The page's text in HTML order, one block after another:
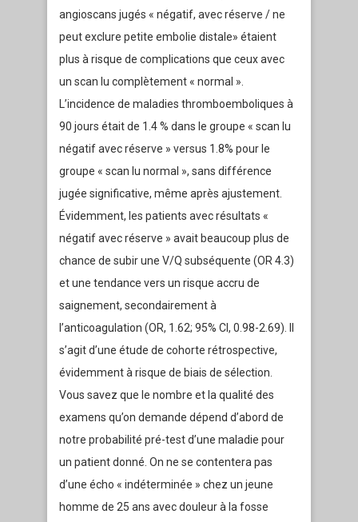
angioscans jugés « négatif, avec réserve / ne
peut exclure petite embolie distale» étaient
plus à risque de complications que ceux avec
un scan lu complètement « normal ».
L’incidence de maladies thromboemboliques à
90 jours était de 1.4 % dans le groupe « scan lu
négatif avec réserve » versus 1.8% pour le
groupe « scan lu normal », sans différence
jugée significative, même après ajustement.
Évidemment, les patients avec résultats «
négatif avec réserve » avait beaucoup plus de
chance de subir une V/Q subséquente (OR 4.3)
et une tendance vers un risque accru de
saignement, secondairement à
l’anticoagulation (OR, 1.62; 95% CI, 0.98-2.69). Il
s’agit d’une étude de cohorte rétrospective,
évidemment à risque de biais de sélection.
Vous savez que le nombre et la qualité des
examens qu’on demande dépend d’abord de
notre probabilité pré-test d’une maladie pour
un patient donné. On ne se contentera pas
d’une écho « indéterminée » chez un jeune
homme de 25 ans avec douleur à la fosse